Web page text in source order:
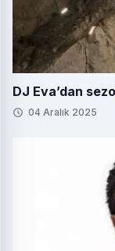
DJ Eva’dan
04 Aralık 2025